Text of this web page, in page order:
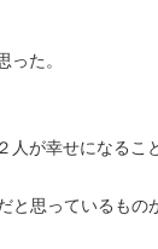
た。
が幸せになるこ
と思っているも